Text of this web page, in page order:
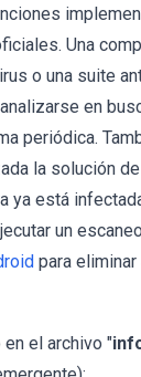
Una
o una suite
en
periódica.
la solución
ya está
un escaneo
para
el archivo "